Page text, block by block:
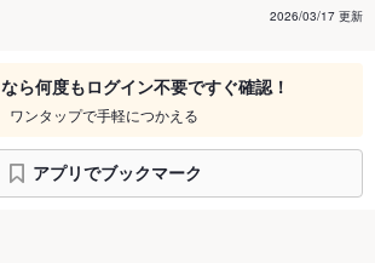
2026/03/17 更新
なら何度もログイン不要ですぐ確認！
ワンタップで手軽につかえる
アプリでブックマーク